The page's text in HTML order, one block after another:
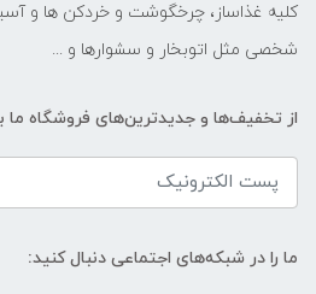
کلیه غذاساز، چرخگوشت و خردکن ها و
شخصی مثل اتوبخار و سشوارها و ...
از تخفیف‌ها و جدیدترین‌های فروشگاه ما
ما را در شبکه‌های اجتماعی دنبال کنید: